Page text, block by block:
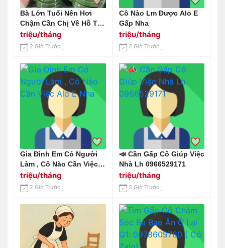
Bà Lớn Tuổi Nên Hơi
Chậm Cần Chị Về Hỗ Trợ
Bà
triệu/tháng
2 Giờ Trước
Cô Nào Lm Được Alo E
Gấp Nha
triệu/tháng
2 Giờ Trước
Gia Đình Em Có Người
Làm , Cô Nào Cần Việc
Alo E Nha
triệu/tháng
2 Giờ Trước
📣 Cần Gấp Cô Giúp Việc
Nhà Lh 0966529171
triệu/tháng
2 Giờ Trước